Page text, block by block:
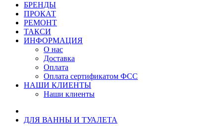
БРЕНДЫ
ПРОКАТ
РЕМОНТ
ТАКСИ
ИНФОРМАЦИЯ
О нас
Доставка
Оплата
Оплата сертификатом ФСС
НАШИ КЛИЕНТЫ
Наши клиенты
ДЛЯ ВАННЫ И ТУАЛЕТА